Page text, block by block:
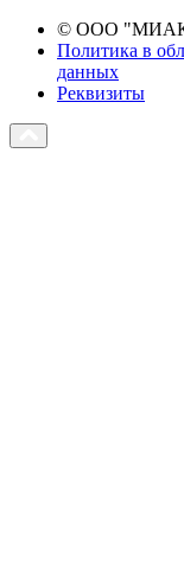
© ООО
Политика в
данных
Реквизиты